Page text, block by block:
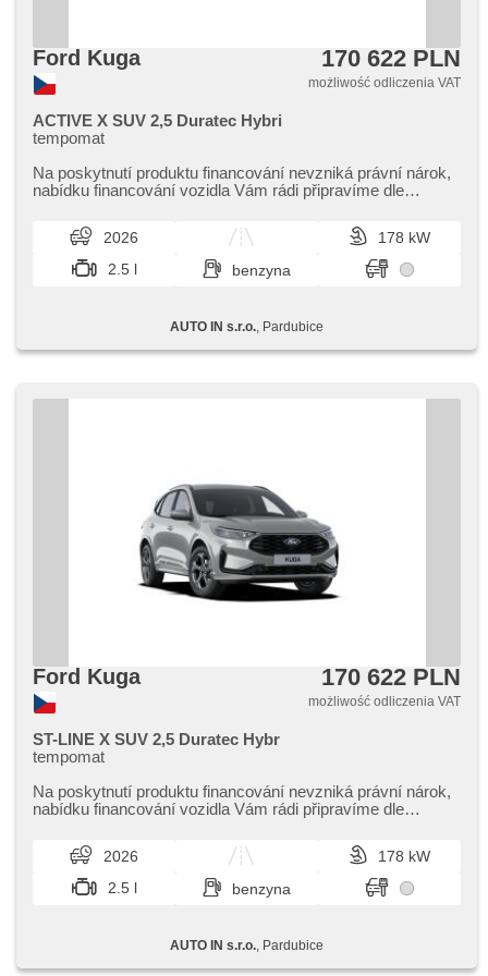
Ford Kuga 170 622 PLN
możliwość odliczenia VAT
ACTIVE X SUV 2,5 Duratec Hybri
tempomat
Na poskytnutí produktu financování nevzniká právní nárok,​
nabídku financování vozidla Vám rádi připravíme dle
2026
178 kW
2.5 l
benzyna
AUTO IN s.r.o. , Pardubice
Ford Kuga 170 622 PLN
możliwość odliczenia VAT
ST-LINE X SUV 2,5 Duratec Hybr
tempomat
Na poskytnutí produktu financování nevzniká právní nárok,​
nabídku financování vozidla Vám rádi připravíme dle
2026
178 kW
2.5 l
benzyna
AUTO IN s.r.o. , Pardubice